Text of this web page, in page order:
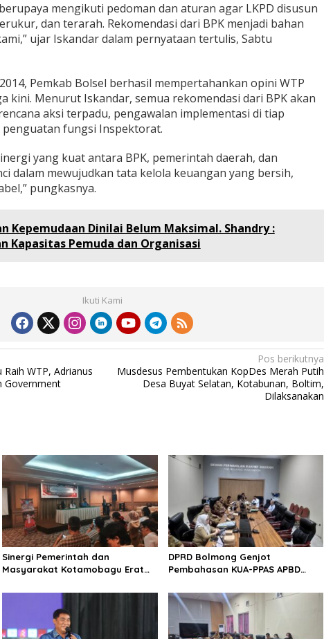
mengikuti pedoman dan aturan agar LKPD disusun
dan terarah. Rekomendasi dari BPK menjadi bahan
ujar Iskandar dalam pernyataan tertulis, Sabtu
Pemkab Bolsel berhasil mempertahankan opini WTP
kini. Menurut Iskandar, semua rekomendasi dari BPK akan
aksi terpadu, pengawalan implementasi di tiap
fungsi Inspektorat.
yang kuat antara BPK, pemerintah daerah, dan
dalam mewujudkan tata kelola keuangan yang bersih,
pungkasnya.
Kepemudaan Dinilai Belum Maksimal. Shandry :
Kapasitas Pemuda dan Organisasi
Ikuti Kami
WTP, Adrianus
Government
Pos berikutnya
Musdesus Pembentukan KopDes Merah Putih
Desa Buyat Selatan, Kotabunan, Boltim,
Dilaksanakan
Sinergi Pemerintah dan
Masyarakat Kotamobagu Erat
Pinontoan
DPRD Bolmong Genjot
Pembahasan KUA-PPAS APBD